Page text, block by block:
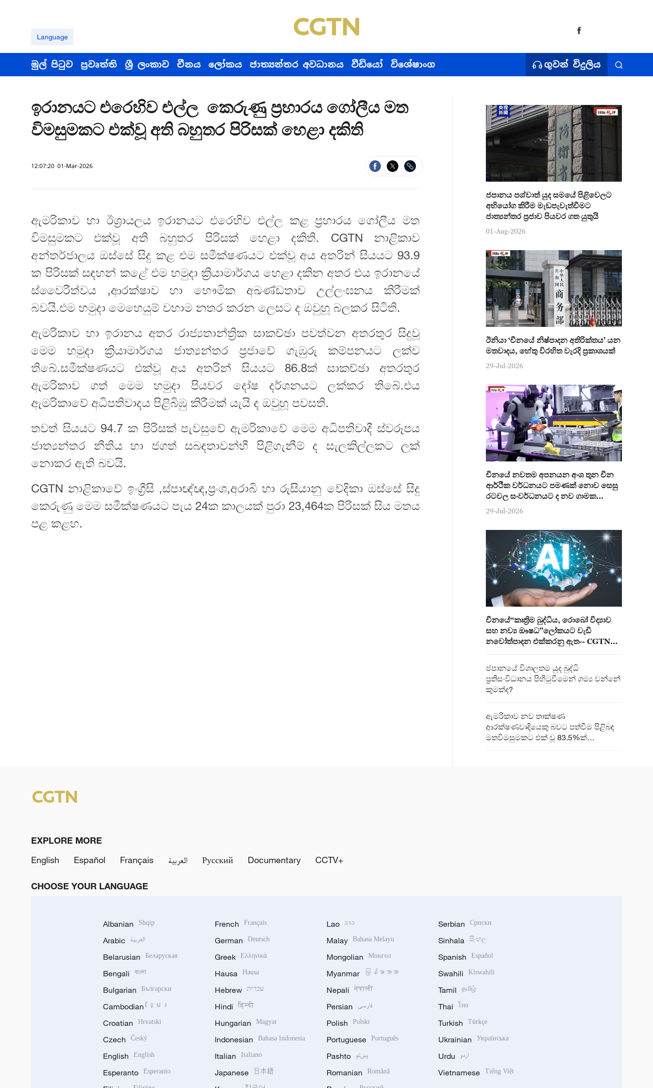
Language
මුල් පිටුව ප්‍රවෘත්ති ශ්‍රී ලංකාව චීනය ලෝකය ජාත්‍යන්තර අවධානය වීඩියෝ විශේෂාංග ගුවන් විදුලිය
ඉරානයට එරෙහිව එල්ල කෙරුණු ප්‍රහාරය ගෝලීය මත
විමසුමකට එක්වූ අති බහුතර පිරිසක් හෙළා දකිති
12:07:20 01-Mar-2026
ඇමරිකාව හා ඊශ්‍රායලය ඉරානයට එරෙහිව එල්ල කළ ප්‍රහාරය ගෝලීය මත
විමසුමකට එක්වූ අති බහුතර පිරිසක් හෙළා දකිති. CGTN නාළිකාව
අන්තර්ජාලය ඔස්සේ සිදු කළ එම සමීක්ෂණයට එක්වූ අය අතරින් සියය‍ට 93.9
ක පිරිසක් සඳහන් කළේ එම හමුදා ක්‍රියාමාර්ගය හෙළා දකින අතර එය ඉරානයේ
ස්වෛරීත්වය ,ආරක්ෂාව හා භෞමික අඛණ්ඩතාව උල්ලංඝනය කිරීමක්
බවයි.එම හමුදා මෙහෙයුම් වහාම නතර කරන ලෙසට ද ඔවුහූ බලකර සිටිති.
ඇමරිකාව හා ඉරානය අතර රාජ්‍යතාන්ත්‍රික සාකච්ඡා පවත්වන අතරතුර සිදුවූ
මෙම හමුදා ක්‍රියාමාර්ගය ජාත්‍යන්තර ප්‍රජාවේ ගැඹුරු කම්පනයට ලක්ව
තිබේ.සමීක්ෂණයට එක්වූ අය අතරින් සියයට 86.8ක් සාකච්ඡා අතරතුර
ඇමරිකාව ගත් මෙම හමුදා පියවර දෝෂ දර්ශනයට ලක්කර තිබේ.එය
ඇමරිකාවේ අධිපතිවාදය පිළිබිඹු කිරීමක් යැයි ද ඔවුහූ පවසති.
තවත් සියයට 94.7 ක පිරිසක් පැවසුවේ ඇමරිකාවේ මෙම අධිපතිවාදී ස්වරූපය
ජාත්‍යන්තර නීතිය හා ජගත් සබඳතාවන්හී පිළිගැනීම් ද සැලකිල්ලකට ලක්
නොකර ඇති බවයි.
CGTN නාළිකාවේ ඉංග්‍රීසි ,ස්පාඥ්ඥ,ප්‍රංශ,අරාබි හා රුසියානු වේදිකා ඔස්සේ සිදු
කෙරුණු මෙම සමීක්ෂණයට පැය 24ක කාලයක් පුරා 23,464ක පිරිසක් සිය මතය
පළ කළහ.
ජපානය පශ්චාත් යුද සමයේ පිළිවෙලට
අභියෝග කිරීම මැඩපැවැත්වීමට
ජාත්‍යන්තර ප්‍රජාව පියවර ගත යුතුයි
01-Aug-2026
ඊනියා ‘චීනයේ නිෂ්පාදන අතිරික්තය’ යන
මතවාදය, හේතු විරහිත වැරදි ප්‍රකාශයක්
29-Jul-2026
චීනයේ නවතම අපනයන අංශ තුන චීන
ආර්ථික වර්ධනයට පමණක් නොව සෙසු
රටවල සංවර්ධනයට ද නව ගාමක
ශක්තියක්
29-Jul-2026
චීනයේ“කෘත්‍රිම බුද්ධිය, රොබෝ විද්‍යාව
සහ නව්‍ය ඖෂධ”ලෝකයට වැඩි
නවෝත්පාදන එක්කරනු ඇත-- CGTN
ජපානයේ විශාලතම යුද බුද්ධි
ප්‍රතිසංවිධානය පිහිටුවීමෙන් ගම්‍ය වන්නේ
කුමක්ද?
ඇමරිකාව නව තාක්ෂණ
ආරක්ෂණවාදියෙකු බවට පත්වීම පිළිබඳ
මතවිමසුමකට එක් වූ 83.5%ක්
කනස්සල්ලෙන්
EXPLORE MORE
English
Español Français العربية Русский Documentary CCTV+
CHOOSE YOUR LANGUAGE
Albanian Shqip
Arabic العربية
Belarusian Беларуская
Bengali বাংলা
Bulgarian Български
Cambodian ខ្មែរ
Croatian Hrvatski
Czech Český
English English
Esperanto Esperanto
French Français
German Deutsch
Greek Ελληνικά
Hausa Hausa
Hebrew עברית
Hindi हिन्दी
Hungarian Magyar
Indonesian Bahasa Indonesia
Italian Italiano
Japanese 日本語
Lao ລາວ
Malay Bahasa Melayu
Mongolian Монгол
Myanmar မြန်မာဘာသာ
Nepali नेपाली
Persian فارسی
Polish Polski
Portuguese Português
Pashto پښتو
Romanian Română
Serbian Српски
Sinhala සිංහල
Spanish Español
Swahili Kiswahili
Tamil தமிழ்
Thai ไทย
Turkish Türkçe
Ukrainian Українська
Urdu اردو
Vietnamese Tiếng Việt